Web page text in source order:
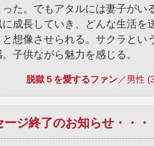
た。でもアタルには妻子がい
成長していき、どんな生活を
と想像させられる。サクラとい
子供ながら魅力を感じる。
脱獄５を愛するファン／男性
ジ終了のお知らせ・・・